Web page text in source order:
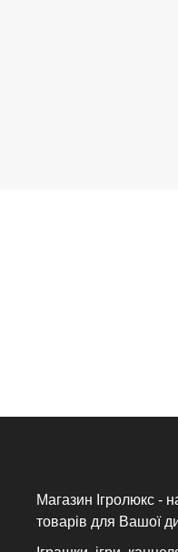
Магазин Ігролюкс -
товарів для Вашої